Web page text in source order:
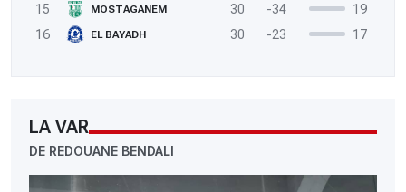
15
MOSTAGANEM 30 -34
19
16
EL BAYADH 30 -23 17
LA VAR
DE REDOUANE BENDALI